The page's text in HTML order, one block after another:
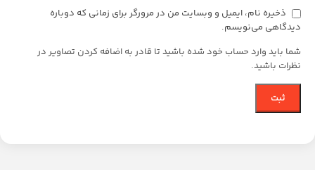
ذخیره نام، ایمیل و وبسایت من در مرورگر برای زمانی که دوباره
دیدگاهی می‌نویسم.
شما باید وارد حساب خود شده باشید تا قادر به اضافه کردن تصاویر در
نظرات باشید.